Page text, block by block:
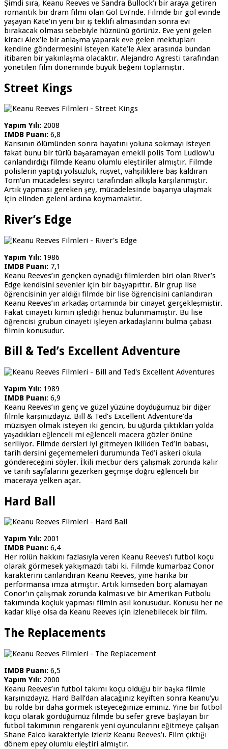
Şimdi sıra, Keanu Reeves ve Sandra Bullock’ı bir araya getiren
romantik bir dram filmi olan Göl Evi’nde. Filmde bir göl evinde
yaşayan Kate’in yeni bir iş teklifi almasından sonra evi
bırakacak olması sebebiyle hüznünü görürüz. Eve yeni gelen
kiracı Alex’le bir anlaşma yaparak eve gelen mektupları
kendine göndermesini isteyen Kate’le Alex arasında bundan
itibaren bir yakınlaşma olacaktır. Alejandro Agresti tarafından
yönetilen film döneminde büyük beğeni toplamıştır.
Street Kings
Yapım Yılı: 2008
IMDB Puanı: 6,8
Karısının ölümünden sonra hayatını yoluna sokmayı isteyen
fakat bunu bir türlü başaramayan emekli polis Tom Ludlow’u
canlandırdığı filmde Keanu olumlu eleştiriler almıştır. Filmde
polislerin yaptığı yolsuzluk, rüşvet, vahşiliklere baş kaldıran
Tom’un mücadelesi seyirci tarafından alkışla karşılanmıştır.
Artık yapması gereken şey, mücadelesinde başarıya ulaşmak
için elinden geleni ardına koymamaktır.
River’s Edge
Yapım Yılı: 1986
IMDB Puanı: 7,1
Keanu Reeves’ın gençken oynadığı filmlerden biri olan River’s
Edge kendisini sevenler için bir başyapıttır. Bir grup lise
öğrencisinin yer aldığı filmde bir lise öğrencisini canlandıran
Keanu Reeves’ın arkadaş ortamında bir cinayet gerçekleşmiştir.
Fakat cinayeti kimin işlediği henüz bulunmamıştır. Bu lise
öğrencisi grubun cinayeti işleyen arkadaşlarını bulma çabası
filmin konusudur.
Bill & Ted’s Excellent Adventure
Yapım Yılı: 1989
IMDB Puanı: 6,9
Keanu Reeves’ın genç ve güzel yüzüne doyduğumuz bir diğer
filmle karşınızdayız. Bill & Ted’s Excellent Adventure’da
müzisyen olmak isteyen iki gencin, bu uğurda çıktıkları yolda
yaşadıkları eğlenceli mi eğlenceli macera gözler önüne
seriliyor. Filmde dersleri iyi gitmeyen ikiliden Ted’in babası,
tarih dersini geçememeleri durumunda Ted’i askeri okula
göndereceğini söyler. İkili mecbur ders çalışmak zorunda kalır
ve tarih sayfalarını gezerken geçmişe doğru eğlenceli bir
maceraya yelken açar.
Hard Ball
Yapım Yılı: 2001
IMDB Puanı: 6,4
Her rolün hakkını fazlasıyla veren Keanu Reeves’ı futbol koçu
olarak görmesek yakışmazdı tabi ki. Filmde kumarbaz Conor
karakterini canlandıran Keanu Reeves, yine harika bir
performansa imza atmıştır. Artık kimseden borç alamayan
Conor’ın çalışmak zorunda kalması ve bir Amerikan Futbolu
takımında koçluk yapması filmin asıl konusudur. Konusu her ne
kadar klişe olsa da Keanu Reeves için izlenebilecek bir film.
The Replacements
IMDB Puanı: 6,5
Yapım Yılı: 2000
Keanu Reeves’ın futbol takımı koçu olduğu bir başka filmle
karşınızdayız. Hard Ball’dan alacağınız keyiften sonra Keanu’yu
bu rolde bir daha görmek isteyeceğinize eminiz. Yine bir futbol
koçu olarak gördüğümüz filmde bu sefer greve başlayan bir
futbol takımının rengarenk yeni oyuncularını eğitmeye çalışan
Shane Falco karakteriyle izleriz Keanu Reeves’ı. Film çıktığı
dönem epey olumlu eleştiri almıştır.